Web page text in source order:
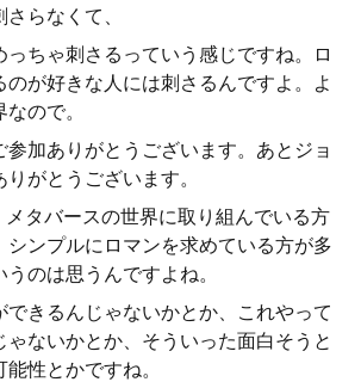
らなくて、
っちゃ刺さるっていう感じですね。ロ
のが好きな人には刺さるんですよ。よ
ので。
参加ありがとうございます。あとジョ
がとうございます。
メタバースの世界に取り組んでいる方
シンプルにロマンを求めている方が多
のは思うんですよね。
できるんじゃないかとか、これやって
ゃないかとか、そういった面白そうと
性とかですね。